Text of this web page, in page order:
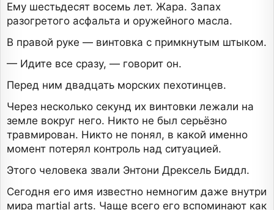
Ему шестьдесят восемь лет. Жара. Запах
разогретого асфальта и оружейного масла.
В правой руке — винтовка с примкнутым штыком.
— Идите все сразу, — говорит он.
Перед ним двадцать морских пехотинцев.
Через несколько секунд их винтовки лежали на
земле вокруг него. Никто не был серьёзно
травмирован. Никто не понял, в какой именно
момент потерял контроль над ситуацией.
Этого человека звали Энтони Дрексель Биддл.
Сегодня его имя известно немногим даже внутри
мира martial arts. Чаще всего его вспоминают как